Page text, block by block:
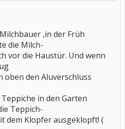
,in der Früh
die Milch-
vor die Haustür. Und wenn
oben den Aluverschluss
in den Garten
Teppich-
dem Klopfer ausgeklopft! (